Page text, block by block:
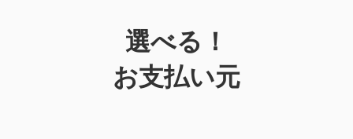
選べる！
お支払い元